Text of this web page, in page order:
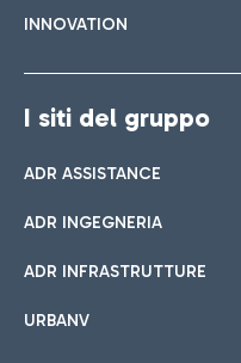
INNOVATION
I siti del gruppo
ADR ASSISTANCE
ADR INGEGNERIA
ADR INFRASTRUTTURE
URBANV